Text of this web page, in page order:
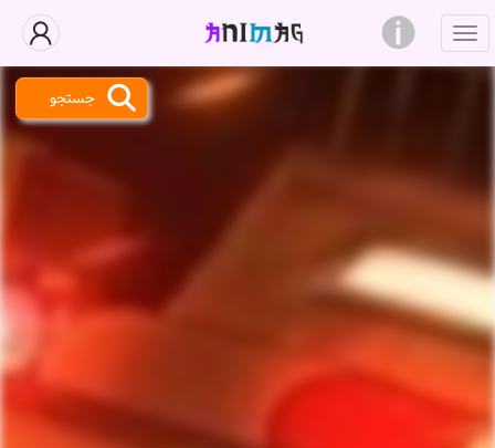
جستجو